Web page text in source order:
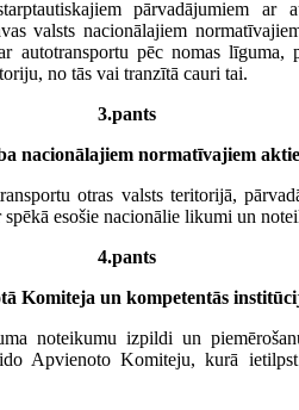
pārvadājumiem ar
valsts nacionālajiem
autotransportu pēc nomas
no tās vai tranzītā cauri tai.
3.pants
nacionālajiem normatīvajiem
otras valsts teritorijā,
esošie nacionālie likumi un
4.pants
Komiteja un kompetentās
noteikumu izpildi un
Apvienoto Komiteju, kurā